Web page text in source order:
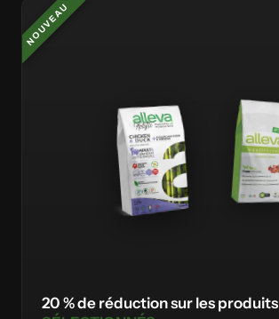
NOUVEAU
20 % de réduction sur les produits